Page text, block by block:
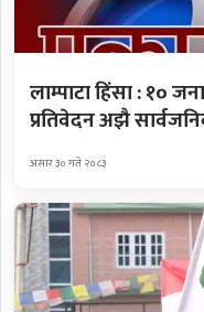
लाम्पाटा हिंसा : १०
प्रतिवेदन अझै
असार ३० गते २०८३